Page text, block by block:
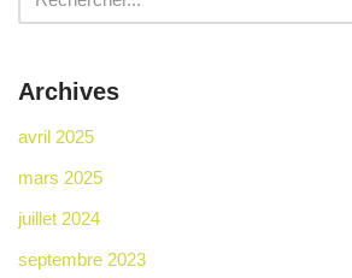
Archives
avril 2025
mars 2025
juillet 2024
septembre 2023